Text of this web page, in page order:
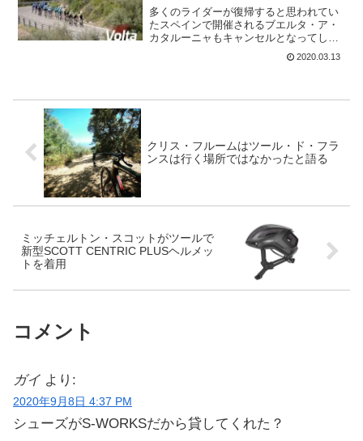
多くのライダーが復帰すると思われてい
たスペインで開催されるブエルタ・ア・
カタルーニャもキャンセルとなってしま
った。3月23日から、チームイネオスや多
くのチームがレース復帰すると思われて
2020.03.13
クリス・フルームはツール・ド・フラ
ンスは行く場所ではなかったと語る
ミッチェルトン・スコットがツールで
新型SCOTT CENTRIC PLUSヘルメッ
トを着用
コメント
ガイ より:
2020年9月8日 4:37 PM
シューズがS-WORKSだから貸してくれた？